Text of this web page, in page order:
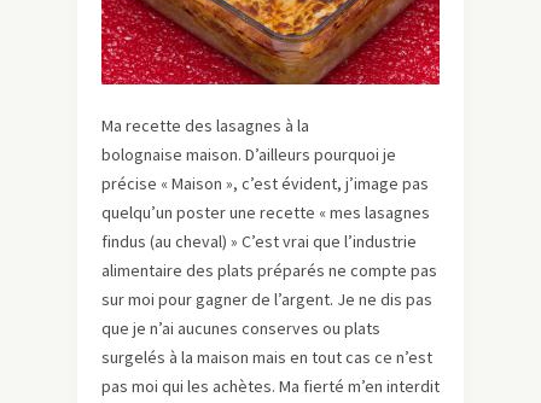
Ma recette des lasagnes à la
bolognaise maison. D’ailleurs pourquoi je
précise « Maison », c’est évident, j’image pas
quelqu’un poster une recette « mes lasagnes
findus (au cheval) » C’est vrai que l’industrie
alimentaire des plats préparés ne compte pas
sur moi pour gagner de l’argent. Je ne dis pas
que je n’ai aucunes conserves ou plats
surgelés à la maison mais en tout cas ce n’est
pas moi qui les achètes. Ma fierté m’en interdit